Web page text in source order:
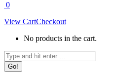
0
View CartCheckout
No products in the cart.
Search: